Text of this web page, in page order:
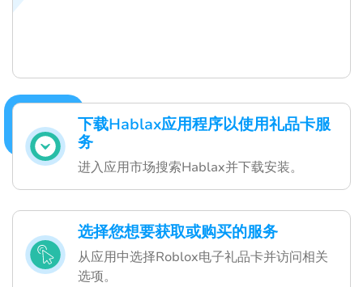
下载Hablax应用程序以使用礼品卡服
务
进入应用市场搜索Hablax并下载安装。
选择您想要获取或购买的服务
从应用中选择Roblox电子礼品卡并访问相关
选项。